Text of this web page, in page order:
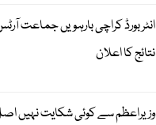
انٹر بورڈ کراچی بارہویں جماعت
نتائج کا اعلان
وزیراعظم سے کوئی شکایت نہیں